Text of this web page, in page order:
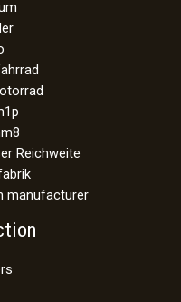
Reichweite
manufacturer